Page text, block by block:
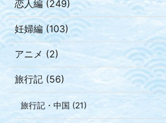
恋人編 (249)
妊婦編 (103)
アニメ (2)
旅行記 (56)
旅行記・中国 (21)